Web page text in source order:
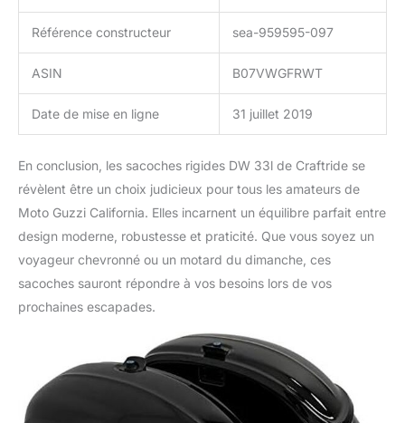
Référence constructeur sea-959595-097
ASIN B07VWGFRWT
Date de mise en ligne 31 juillet 2019
En conclusion, les sacoches rigides DW 33l de Craftride se
révèlent être un choix judicieux pour tous les amateurs de
Moto Guzzi California. Elles incarnent un équilibre parfait entre
design moderne, robustesse et praticité. Que vous soyez un
voyageur chevronné ou un motard du dimanche, ces
sacoches sauront répondre à vos besoins lors de vos
prochaines escapades.